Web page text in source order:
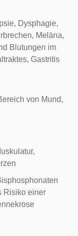
, Dysphagie,
Meläna,
Blutungen im
, Gastritis
von Mund,
Risiko einer